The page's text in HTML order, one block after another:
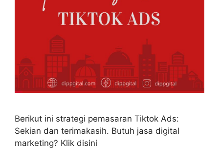
Berikut ini strategi pemasaran Tiktok Ads:
Sekian dan terimakasih. Butuh jasa digital
marketing? Klik disini